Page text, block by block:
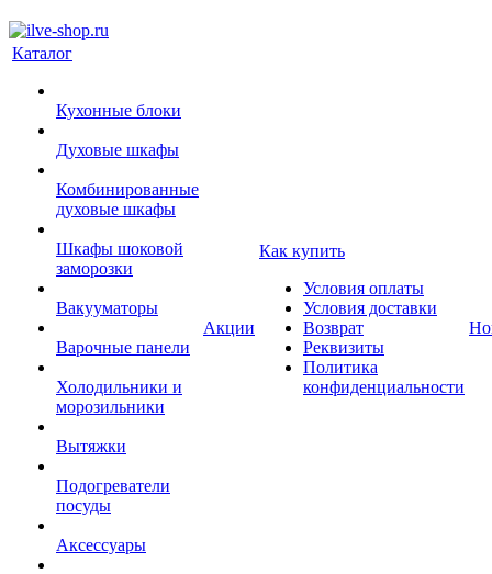
Каталог
Кухонные блоки
Духовые шкафы
Комбинированные
духовые шкафы
Шкафы шоковой
заморозки
Вакууматоры
Варочные панели
Холодильники и
морозильники
Вытяжки
Подогреватели
посуды
Аксессуары
Акции
Как купить
Условия оплаты
Условия доставки
Возврат
Реквизиты
Политика
конфиденциальности